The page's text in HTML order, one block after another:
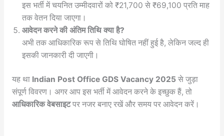
इस भर्ती में चयनित उम्मीदवारों को ₹21,700 से ₹69,100 प्रति माह
तक वेतन दिया जाएगा।
आवेदन करने की अंतिम तिथि क्या है?
अभी तक आधिकारिक रूप से तिथि घोषित नहीं हुई है, लेकिन जल्द ही
इसकी जानकारी दी जाएगी।
यह था Indian Post Office GDS Vacancy 2025 से जुड़ा
संपूर्ण विवरण। अगर आप इस भर्ती में आवेदन करने के इच्छुक हैं, तो
आधिकारिक वेबसाइटपर नजर बनाए रखें और समय पर आवेदन करें।